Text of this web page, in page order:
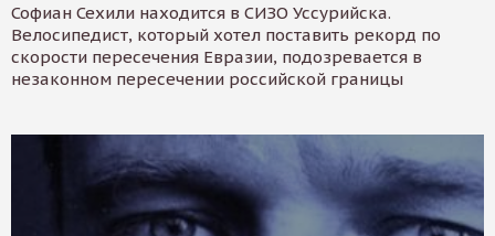
Софиан Сехили находится в СИЗО Уссурийска.
Велосипедист, который хотел поставить рекорд по
скорости пересечения Евразии, подозревается в
незаконном пересечении российской границы